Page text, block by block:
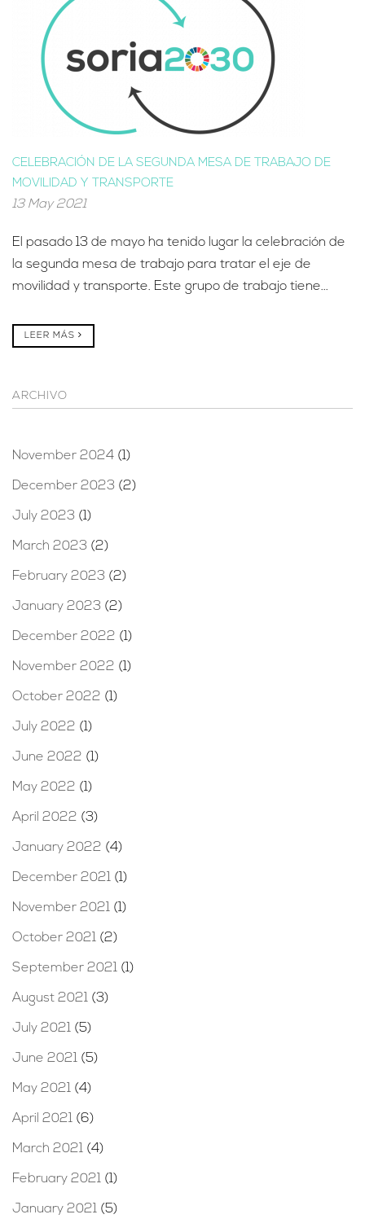
CELEBRACIÓN DE LA SEGUNDA MESA DE TRABAJO DE
MOVILIDAD Y TRANSPORTE
13 May 2021
El pasado 13 de mayo ha tenido lugar la celebración de
la segunda mesa de trabajo para tratar el eje de
movilidad y transporte. Este grupo de trabajo tiene...
LEER MÁS
ARCHIVO
November 2024 (1)
December 2023 (2)
July 2023 (1)
March 2023 (2)
February 2023 (2)
January 2023 (2)
December 2022 (1)
November 2022 (1)
October 2022 (1)
July 2022 (1)
June 2022 (1)
May 2022 (1)
April 2022 (3)
January 2022 (4)
December 2021 (1)
November 2021 (1)
October 2021 (2)
September 2021 (1)
August 2021 (3)
July 2021 (5)
June 2021 (5)
May 2021 (4)
April 2021 (6)
March 2021 (4)
February 2021 (1)
January 2021 (5)